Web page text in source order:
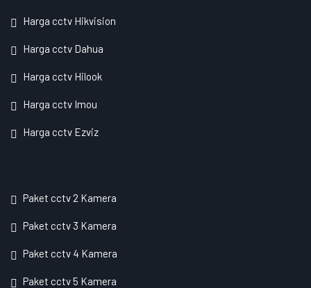
Harga cctv Hikvision
Harga cctv Dahua
Harga cctv Hilook
Harga cctv Imou
Harga cctv Ezviz
Paket cctv 2 Kamera
Paket cctv 3 Kamera
Paket cctv 4 Kamera
Paket cctv 5 Kamera